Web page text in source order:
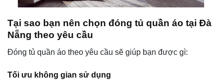
Tại sao bạn nên chọn đóng tủ quần áo tại Đà
Nẵng theo yêu cầu
Đóng tủ quần áo theo yêu cầu sẽ giúp bạn được gì:
Tối ưu không gian sử dụng